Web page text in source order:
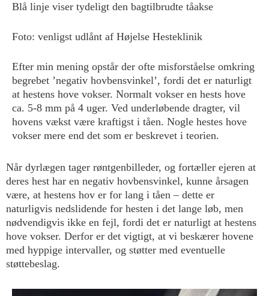
Blå linje viser tydeligt den bagtilbrudte tåakse
Foto: venligst udlånt af Højelse Hesteklinik
Efter min mening opstår der ofte misforståelse omkring
begrebet ’negativ hovbensvinkel’, fordi det er naturligt
at hestens hove vokser. Normalt vokser en hests hove
ca. 5-8 mm på 4 uger. Ved underløbende dragter, vil
hovens vækst være kraftigst i tåen. Nogle hestes hove
vokser mere end det som er beskrevet i teorien.
Når dyrlægen tager røntgenbilleder, og fortæller ejeren at
deres hest har en negativ hovbensvinkel, kunne årsagen
være, at hestens hov er for lang i tåen – dette er
naturligvis nedslidende for hesten i det lange løb, men
nødvendigvis ikke en fejl, fordi det er naturligt at hestens
hove vokser. Derfor er det vigtigt, at vi beskærer hovene
med hyppige intervaller, og støtter med eventuelle
støttebeslag.